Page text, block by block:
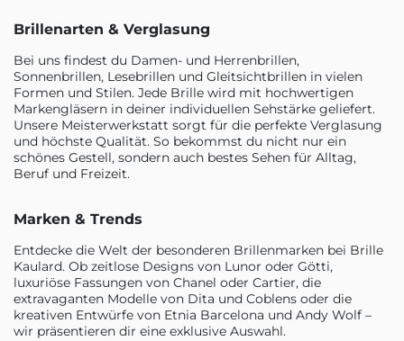
Brillenarten & Verglasung
Bei uns findest du Damen- und Herrenbrillen,
Sonnenbrillen, Lesebrillen und Gleitsichtbrillen in vielen
Formen und Stilen. Jede Brille wird mit hochwertigen
Markengläsern in deiner individuellen Sehstärke geliefert.
Unsere Meisterwerkstatt sorgt für die perfekte Verglasung
und höchste Qualität. So bekommst du nicht nur ein
schönes Gestell, sondern auch bestes Sehen für Alltag,
Beruf und Freizeit.
Marken & Trends
Entdecke die Welt der besonderen Brillenmarken bei Brille
Kaulard. Ob zeitlose Designs von Lunor oder Götti,
luxuriöse Fassungen von Chanel oder Cartier, die
extravaganten Modelle von Dita und Coblens oder die
kreativen Entwürfe von Etnia Barcelona und Andy Wolf –
wir präsentieren dir eine exklusive Auswahl.